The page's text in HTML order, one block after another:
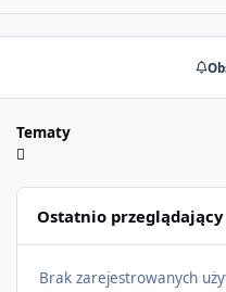
Tematy
Ostatnio przeglądający
Brak zarejestrowanych